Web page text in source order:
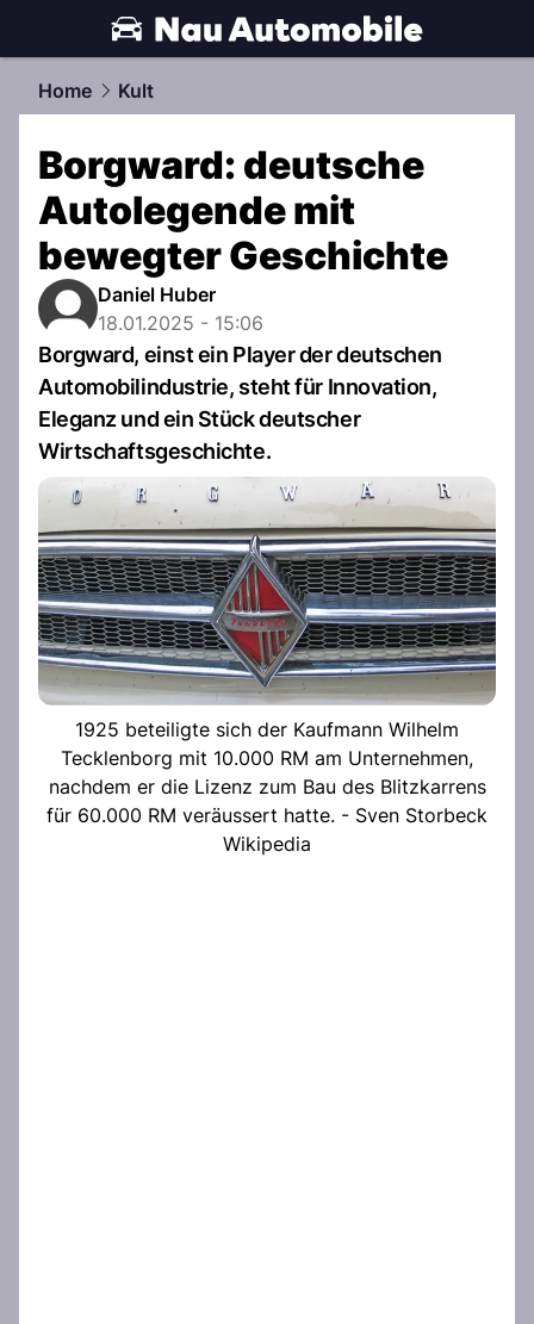
automobile.NAU.ch
Home Kult
Borgward: deutsche
Autolegende mit
bewegter Geschichte
Daniel Huber
18.01.2025 - 15:06
Borgward, einst ein Player der deutschen
Automobilindustrie, steht für Innovation,
Eleganz und ein Stück deutscher
Wirtschaftsgeschichte.
1925 beteiligte sich der Kaufmann Wilhelm
Tecklenborg mit 10.000 RM am Unternehmen,
nachdem er die Lizenz zum Bau des Blitzkarrens
für 60.000 RM veräussert hatte. - Sven Storbeck
Wikipedia